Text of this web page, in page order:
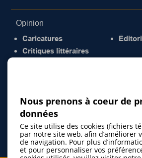
Opinion
Caricatures
Critiques littéraires
Nous prenons à coeur de
données
Ce site utilise des cookies (fichiers
par notre site web, afin d’améliorer
de navigation. Pour plus
et pour personnaliser vos